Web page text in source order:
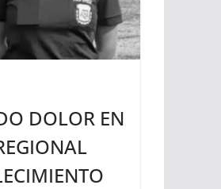
DOLOR EN